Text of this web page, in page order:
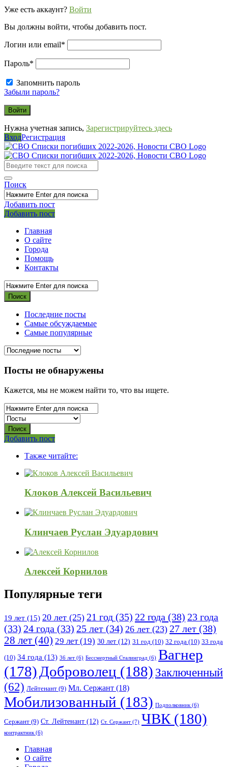
Уже есть аккаунт? Войти
Вы должны войти, чтобы добавить пост.
Логин или email*
Пароль*
Запомнить пароль
Забыли пароль?
Нужна учетная запись, Зарегистрируйтесь здесь
ВходРегистрация
СВО
Списки
погибших
2022-
2026,
Новости
СВО
Поиск
Добавить пост
Мобильное
меню
Выйти
Добавить пост
Главная
О сайте
Города
Помощь
Контакты
Последние посты
Самые обсуждаемые
Самые популярные
Посты не обнаружены
Кажется, мы не можем найти то, что вы ищете.
Боковая
Добавить пост
120x600Также читайте:
Клоков Алексей Васильевич
Клинчаев Руслан Эдуардович
Алексей Корнилов
Популярные теги
19 лет (15) 20 лет (25) 21 год (35) 22 года (38) 23 года
(33) 24 года (33) 25 лет (34) 26 лет (23) 27 лет (38)
28 лет (40) 29 лет(19) 30 лет (12) 31 год (10) 32 года (10) 33 года
(10) 34 года (13) 36 лет (6) Бессмертный Сталинград (6) Вагнер
(178) Доброволец (188) Заключенный
(62) Лейтенант (9) Мл. Сержант (18)
Мобилизованный (183) Подполковник (6)
Сержант (9) Ст. Лейтенант (12) Ст. Сержант (7) ЧВК (180)
контрактник (6)
Исследовать
Главная
О сайте